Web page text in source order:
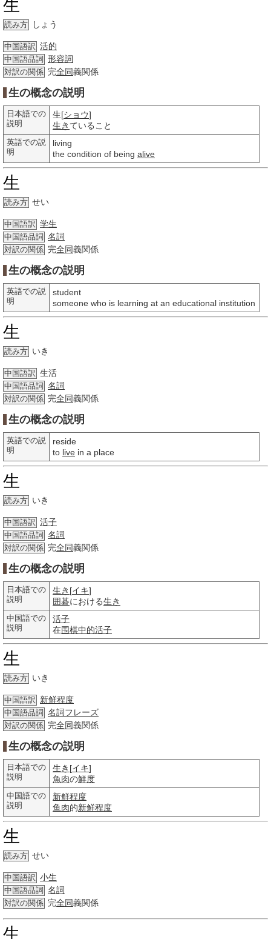
生
読み方 しょう
中国語訳 活的
中国語品詞 形容詞
対訳の関係 完全同義関係
生の概念の説明
日本語での
説明
生[ショウ]
生き ていること
英語での説
明
living
the condition of being alive
生
読み方 せい
中国語訳 学生
中国語品詞 名詞
対訳の関係 完全同義関係
生の概念の説明
英語での説
明
student
someone who is learning at an educational institution
生
読み方 いき
中国語訳 生活
中国語品詞 名詞
対訳の関係 完全同義関係
生の概念の説明
英語での説
明
reside
to live in a place
生
読み方 いき
中国語訳 活子
中国語品詞 名詞
対訳の関係 完全同義関係
生の概念の説明
日本語での
説明
生き [イキ]
囲碁における生き
中国語での
説明
活子
在围棋中的活子
生
読み方 いき
中国語訳 新鲜程度
中国語品詞 名詞フレーズ
対訳の関係 完全同義関係
生の概念の説明
日本語での
説明
生き [イキ]
魚肉の鮮度
中国語での
説明
新鲜程度
鱼肉的新鲜程度
生
読み方 せい
中国語訳 小生
中国語品詞 名詞
対訳の関係 完全同義関係
生